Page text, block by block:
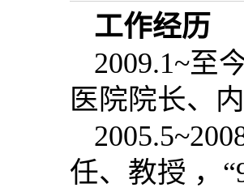
工作经历
2009.1~至
医院院长、
任、教授 ，